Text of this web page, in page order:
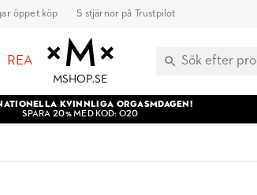
öppet köp 5 stjärnor på Trustpilot
REA
MSHOP.SE
KVINNLIGA ORGASMDAGEN!
SPARA 20% MED KOD: O20